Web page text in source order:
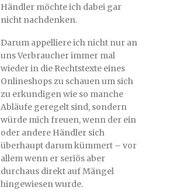
Händler möchte ich dabei gar
nicht nachdenken.
Darum appelliere ich nicht nur an
uns Verbraucher immer mal
wieder in die Rechtstexte eines
Onlineshops zu schauen um sich
zu erkundigen wie so manche
Abläufe geregelt sind, sondern
würde mich freuen, wenn der ein
oder andere Händler sich
überhaupt darum kümmert – vor
allem wenn er seriös aber
durchaus direkt auf Mängel
hingewiesen wurde.